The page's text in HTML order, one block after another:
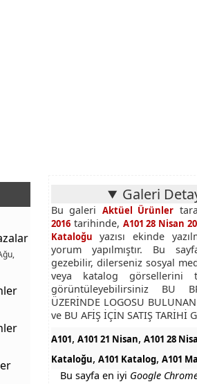
Galeri
Bu galeri Aktüel Ürünler
2016 tarihinde, A101 28 Nisan
Kataloğu yazısı ekinde
yorum yapılmıştır. Bu
gezebilir, dilerseniz sosyal
veya katalog görsellerini
görüntüleyebilirsiniz BU
ÜZERİNDE LOGOSU
ve BU AFİŞ İÇİN SATIŞ TARİHİ
A101, A101 21 Nisan, A101 28
Kataloğu, A101 Katalog, A101
Bu sayfa en iyi Google